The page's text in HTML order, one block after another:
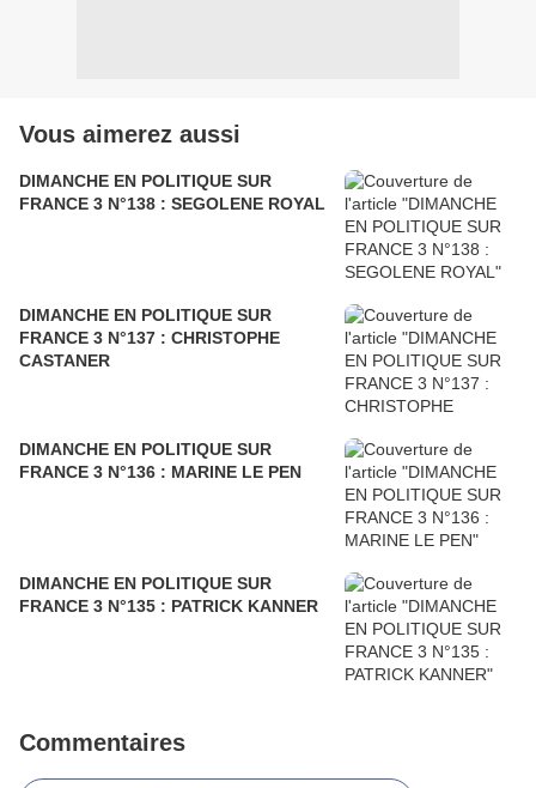
Vous aimerez aussi
DIMANCHE EN POLITIQUE SUR
FRANCE 3 N°138 : SEGOLENE ROYAL
DIMANCHE EN POLITIQUE SUR
FRANCE 3 N°137 : CHRISTOPHE
CASTANER
DIMANCHE EN POLITIQUE SUR
FRANCE 3 N°136 : MARINE LE PEN
DIMANCHE EN POLITIQUE SUR
FRANCE 3 N°135 : PATRICK KANNER
Commentaires